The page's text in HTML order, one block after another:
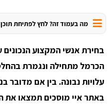
מה בעמוד זה? לחץ לפתיחת תוכן
בחירת אנשי המקצוע
הכרמל מתחילה ונגמרת
עלויות נבונה. בין אם מדובר
באתר איי מוסכים תמצאו את